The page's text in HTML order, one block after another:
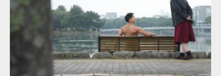
公園のマッチョ AKIHITO(細マッチョ) 背中
ダウンロード